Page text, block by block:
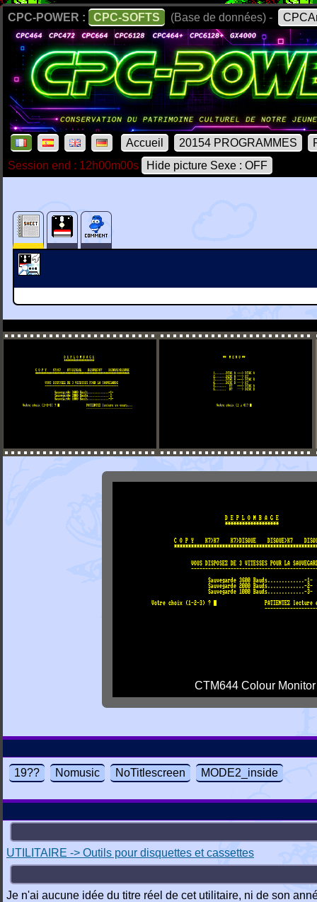
CPC-POWER : CPC-SOFTS (Base de données) -
Accueil 20154 PROGRAMMES
Session end : 12h00m00s
Hide picture Sexe : OFF
CTM644 Colour Monitor
19?? Nomusic NoTitlescreen MODE2_inside
UTILITAIRE -> Outils pour disquettes et cassettes
Je n'ai aucune idée du titre réel de cet utilitaire, ni de son